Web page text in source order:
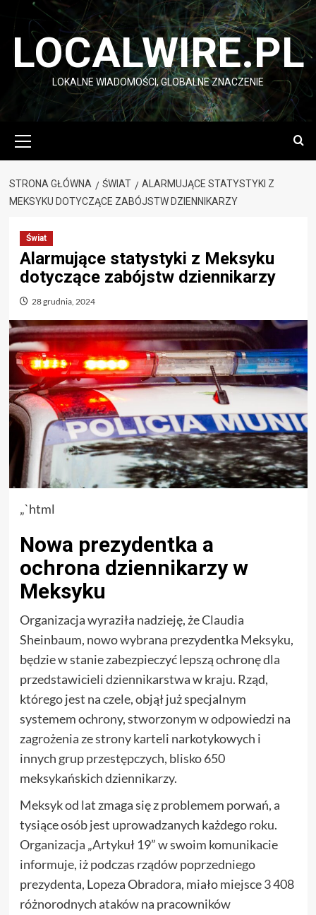
Przejdź
LOCALWIRE.PL
LOKALNE WIADOMOŚCI, GLOBALNE ZNACZENIE
główne
STRONA GŁÓWNA ŚWIAT
ALARMUJĄCE STATYSTYKI Z
MEKSYKU DOTYCZĄCE ZABÓJSTW DZIENNIKARZY
Świat
Alarmujące statystyki z Meksyku
dotyczące zabójstw dziennikarzy
28 grudnia, 2024
„`html
Nowa prezydentka a
ochrona dziennikarzy w
Meksyku
Organizacja wyraziła nadzieję, że Claudia
Sheinbaum, nowo wybrana prezydentka Meksyku,
będzie w stanie zabezpieczyć lepszą ochronę dla
przedstawicieli dziennikarstwa w kraju. Rząd,
którego jest na czele, objął już specjalnym
systemem ochrony, stworzonym w odpowiedzi na
zagrożenia ze strony karteli narkotykowych i
innych grup przestępczych, blisko 650
meksykańskich dziennikarzy.
Meksyk od lat zmaga się z problemem porwań, a
tysiące osób jest uprowadzanych każdego roku.
Organizacja „Artykuł 19” w swoim komunikacie
informuje, iż podczas rządów poprzedniego
prezydenta, Lopeza Obradora, miało miejsce 3 408
różnorodnych ataków na pracowników